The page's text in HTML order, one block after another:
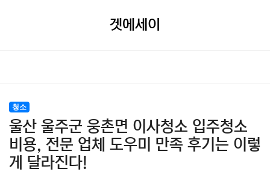
겟에세이
청소
울산 울주군 웅촌면 이사청소 입주청소
비용, 전문 업체 도우미 만족 후기는 이렇
게 달라진다!